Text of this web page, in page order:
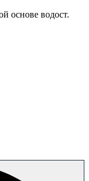
основе водост.